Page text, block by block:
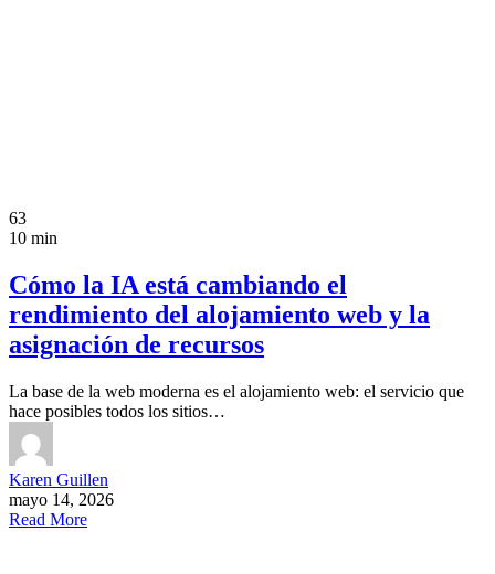
63
10 min
Cómo la IA está cambiando el
rendimiento del alojamiento web y la
asignación de recursos
La base de la web moderna es el alojamiento web: el servicio que
hace posibles todos los sitios…
Karen Guillen
mayo 14, 2026
Read More